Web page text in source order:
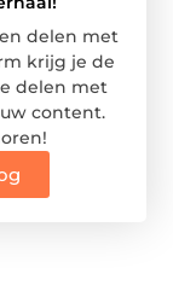
delen met
krijg je de
delen met
content.